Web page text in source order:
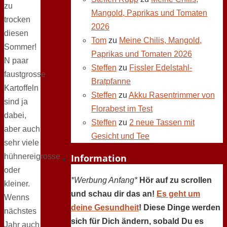
zu
trocken
diesen
Sommer!
N paar
faustgrosse
Kartoffeln
sind ja
dabei,
aber auch
sehr viele
hühnereigrosse
oder
kleiner.
Wenns
nächstes
Jahr auch
Mangold, Paprikas und Tomaten
2026
Tom zu Meine Chilis, Mangold,
Paprikas und Tomaten 2026
Steffen zu Fissler Edelstahl-
Bratpfanne
Steffen zu Akku Rasentrimmer von
Florabest im Test
Steffen zu 2 neue Tassen mit
Gesicht und Tee
Information
*Werbung Anfang* Hör auf zu scrollen
und schau dir das an! Es geht um
deine Gesundheit! Diese Dinge werden
sich für Dich ändern, sobald Du es